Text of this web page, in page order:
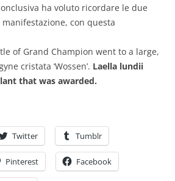
ha voluto ricordare le due
con questa
of Grand Champion went to a large,
cristata ‘Wossen’. Laella lundii
that was awarded.
Twitter Tumblr
Pinterest Facebook